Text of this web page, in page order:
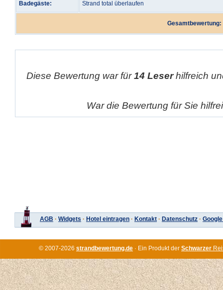
Badegäste: Strand total überlaufen
Gesamtbewertung:
Diese Bewertung war für14 Leserhilfreich
War die Bewertung für Sie
AGB · Widgets · Hotel eintragen · Kontakt · Datenschutz ·
© 2007-2026 strandbewertung.de · Ein Produkt der Schwarzer